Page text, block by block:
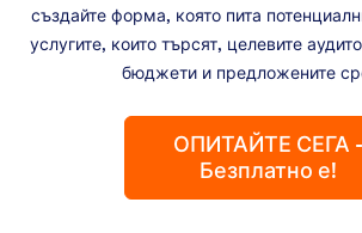
създайте форма, която пита
услугите, които търсят, целевите
бюджети и предложените
ОПИТАЙТЕ СЕГА -
Безплатно е!